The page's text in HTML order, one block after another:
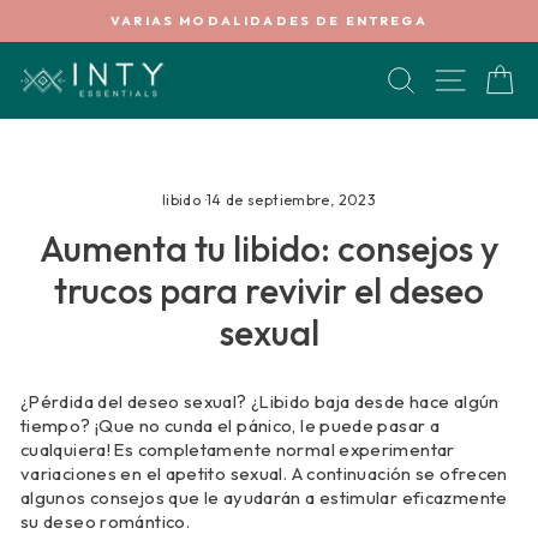
contenido
diapositivas
VARIAS MODALIDADES DE ENTREGA
BUSCAR
libido ·14 de septiembre, 2023
Aumenta tu libido: consejos y
trucos para revivir el deseo
sexual
¿Pérdida del deseo sexual? ¿Libido baja desde hace algún
tiempo? ¡Que no cunda el pánico, le puede pasar a
cualquiera! Es completamente normal experimentar
variaciones en el apetito sexual. A continuación se ofrecen
algunos consejos que le ayudarán a estimular eficazmente
su deseo romántico.